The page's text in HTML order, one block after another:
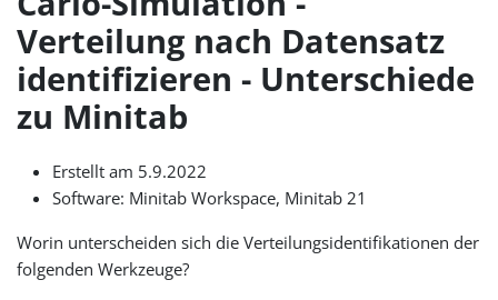
Verteilung nach Datensatz
identifizieren - Unterschiede
zu Minitab
Erstellt am 5.9.2022
Software: Minitab Workspace, Minitab 21
Worin unterscheiden sich die Verteilungsidentifikationen der
folgenden Werkzeuge?